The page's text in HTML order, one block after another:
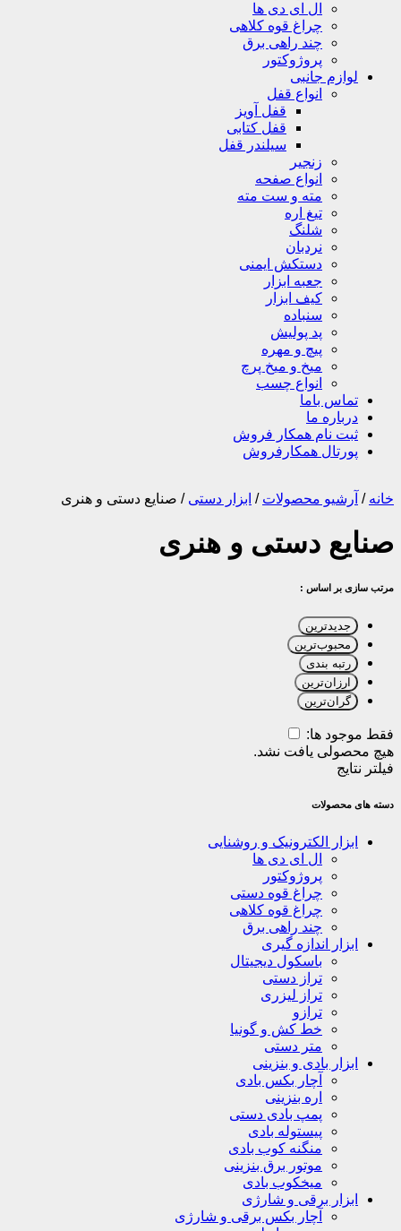
ال ای دی ها
چراغ قوه کلاهی
چند راهی برق
پروژوکتور
لوازم جانبی
انواع قفل
قفل آویز
قفل کتابی
سیلندر قفل
زنجیر
انواع صفحه
مته و ست مته
تیغ اره
شلنگ
نردبان
دستکش ایمنی
جعبه ابزار
کیف ابزار
سنباده
پد پولیش
پیچ و مهره
میخ و میخ پرچ
انواع چسب
تماس باما
درباره ما
ثبت نام همکار فروش
پورتال همکارفروش
خانه / آرشیو محصولات / ابزار دستی / صنایع دستی و هنری
صنایع دستی و هنری
مرتب سازی بر اساس :
جدیدترین
محبوب‌ترین
رتبه بندی
ارزان‌ترین
گران‌ترین
فقط موجود ها:
هیچ محصولی یافت نشد.
فیلتر نتایج
دسته های محصولات
ابزار الکترونیک و روشنایی
ال ای دی ها
پروژوکتور
چراغ قوه دستی
چراغ قوه کلاهی
چند راهی برق
ابزار اندازه گیری
باسکول دیجیتال
تراز دستی
تراز لیزری
ترازو
خط کش و گونیا
متر دستی
ابزار بادی و بنزینی
آچار بکس بادی
اره بنزینی
پمپ بادی دستی
پیستوله بادی
منگنه کوب بادی
موتور برق بنزینی
میخکوب بادی
ابزار برقی و شارژی
آچار بکس برقی و شارژی